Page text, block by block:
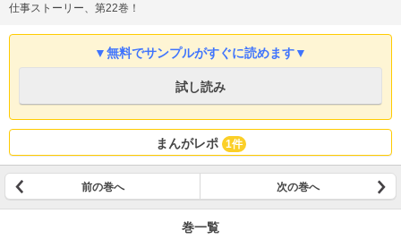
仕事ストーリー、第22巻！
▼無料でサンプルがすぐに読めます▼
試し読み
まんがレポ 1件
前の巻へ 次の巻へ
巻一覧